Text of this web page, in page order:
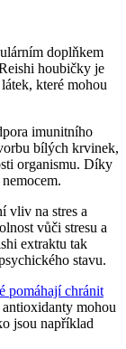
doplňkem
houbičky je
které mohou
imunitního
bílých krvinek,
organismu. Díky
vliv na stres a
vůči stresu a
extraktu tak
stavu.
pomáhají chránit
mohou
jsou například